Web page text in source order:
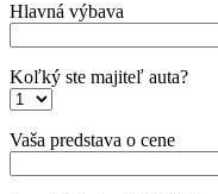
Hlavná výbava
Koľký ste majiteľ auta?
Vaša predstava o cene